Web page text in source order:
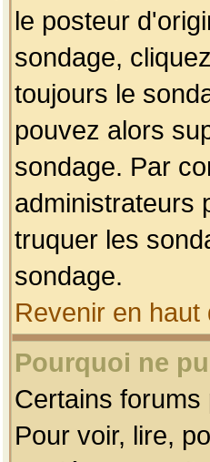
le posteur
sondage,
toujours le
pouvez alors
sondage. Par
administrateurs
truquer les
sondage.
Revenir en haut
Pourquoi ne
Certains
Pour voir, lire,